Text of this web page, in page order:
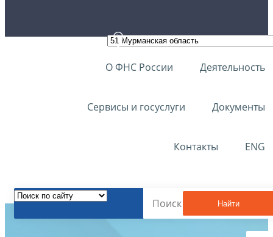
О ФНС России Деятельность
Сервисы и госуслуги Документы
Контакты ENG
Найти